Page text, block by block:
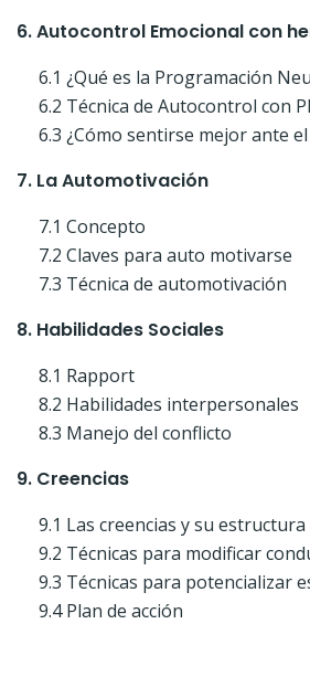
6. Autocontrol Emocional con
6.1 ¿Qué es la Programación
6.2 Técnica de Autocontrol con
6.3 ¿Cómo sentirse mejor ante
7. La Automotivación
7.1 Concepto
7.2 Claves para auto motivarse
7.3 Técnica de automotivación
8. Habilidades Sociales
8.1 Rapport
8.2 Habilidades interpersonales
8.3 Manejo del conflicto
9. Creencias
9.1 Las creencias y su estructura
9.2 Técnicas para modificar
9.3 Técnicas para potencializar
9.4 Plan de acción